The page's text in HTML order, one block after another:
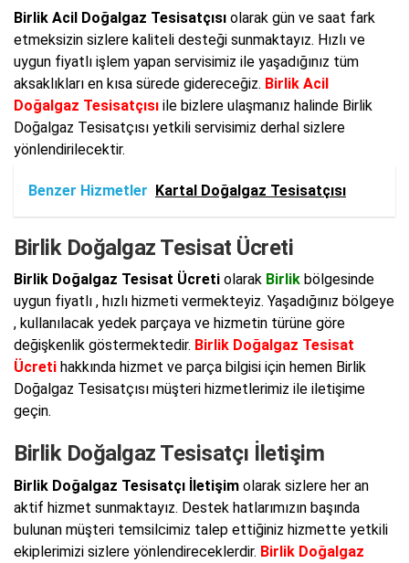
Birlik Acil Doğalgaz Tesisatçısı olarak gün ve saat fark
etmeksizin sizlere kaliteli desteği sunmaktayız. Hızlı ve
uygun fiyatlı işlem yapan servisimiz ile yaşadığınız tüm
aksaklıkları en kısa sürede gidereceğiz. Birlik Acil
Doğalgaz Tesisatçısı ile bizlere ulaşmanız halinde Birlik
Doğalgaz Tesisatçısı yetkili servisimiz derhal sizlere
yönlendirilecektir.
Benzer Hizmetler Kartal Doğalgaz Tesisatçısı
Birlik Doğalgaz Tesisat Ücreti
Birlik Doğalgaz Tesisat Ücreti olarak Birlik bölgesinde
uygun fiyatlı , hızlı hizmeti vermekteyiz. Yaşadığınız bölgeye
, kullanılacak yedek parçaya ve hizmetin türüne göre
değişkenlik göstermektedir. Birlik Doğalgaz Tesisat
Ücreti hakkında hizmet ve parça bilgisi için hemen Birlik
Doğalgaz Tesisatçısı müşteri hizmetlerimiz ile iletişime
geçin.
Birlik Doğalgaz Tesisatçı İletişim
Birlik Doğalgaz Tesisatçı İletişim olarak sizlere her an
aktif hizmet sunmaktayız. Destek hatlarımızın başında
bulunan müşteri temsilcimiz talep ettiğiniz hizmette yetkili
ekiplerimizi sizlere yönlendireceklerdir. Birlik Doğalgaz